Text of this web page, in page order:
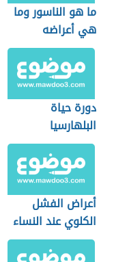
ما هو الناسور وما
هي أعراضه
دورة حياة
البلهارسيا
أعراض الفشل
الكلوي عند النساء